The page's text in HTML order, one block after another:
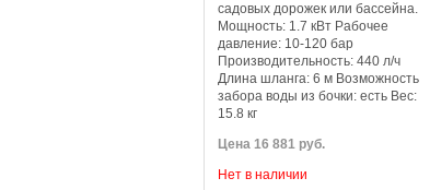
садовых дорожек или бассейна.
Мощность: 1.7 кВт Рабочее
давление: 10-120 бар
Производительность: 440 л/ч
Длина шланга: 6 м Возможность
забора воды из бочки: есть Вес:
15.8 кг
Цена 16 881 руб.
Нет в наличии